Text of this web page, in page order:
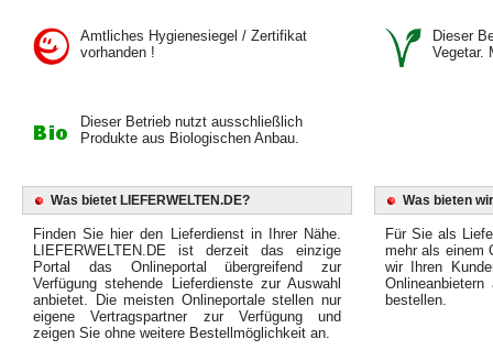
Amtliches Hygienesiegel / Zertifikat
vorhanden !
Dieser
Vegetar.
Dieser Betrieb nutzt ausschließlich
Produkte aus Biologischen Anbau.
Was bietet LIEFERWELTEN.DE?
Finden Sie hier den Lieferdienst in Ihrer Nähe.
LIEFERWELTEN.DE ist derzeit das einzige
Portal das Onlineportal übergreifend zur
Verfügung stehende Lieferdienste zur Auswahl
anbietet. Die meisten Onlineportale stellen nur
eigene Vertragspartner zur Verfügung und
zeigen Sie ohne weitere Bestellmöglichkeit an.
Was bieten
Für Sie als
mehr als einem
wir Ihren
bestellen.